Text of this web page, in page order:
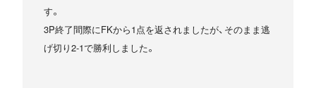
す。
3P終了間際にFKから1点を返されましたが、そのまま逃
げ切り2-1で勝利しました。